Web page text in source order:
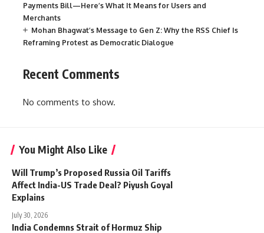
Payments Bill—Here’s What It Means for Users and
Merchants
Mohan Bhagwat’s Message to Gen Z: Why the RSS Chief Is
Reframing Protest as Democratic Dialogue
Recent Comments
No comments to show.
You Might Also Like
Will Trump’s Proposed Russia Oil Tariffs
Affect India-US Trade Deal? Piyush Goyal
Explains
July 30, 2026
India Condemns Strait of Hormuz Ship